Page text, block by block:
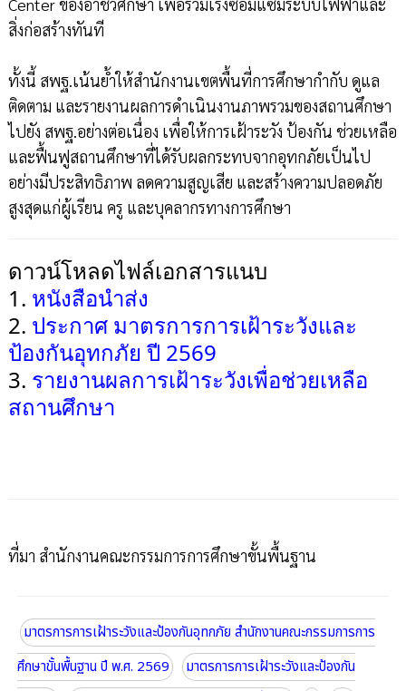
Center ของอาชีวศึกษา เพื่อร่วมเร่งซ่อมแซมระบบไฟฟ้าและ
สิ่งก่อสร้างทันที
ทั้งนี้ สพฐ.เน้นย้ำให้สำนักงานเขตพื้นที่การศึกษากำกับ ดูแล
ติดตาม และรายงานผลการดำเนินงานภาพรวมของสถานศึกษา
ไปยัง สพฐ.อย่างต่อเนื่อง เพื่อให้การเฝ้าระวัง ป้องกัน ช่วยเหลือ
และฟื้นฟูสถานศึกษาที่ได้รับผลกระทบจากอุทกภัยเป็นไป
อย่างมีประสิทธิภาพ ลดความสูญเสีย และสร้างความปลอดภัย
สูงสุดแก่ผู้เรียน ครู และบุคลากรทางการศึกษา
ดาวน์โหลดไฟล์เอกสารแนบ
1. หนังสือนำส่ง
2. ประกาศ มาตรการการเฝ้าระวังและ
ป้องกันอุทกภัย ปี 2569
3. รายงานผลการเฝ้าระวังเพื่อช่วยเหลือ
สถานศึกษา
ที่มา สำนักงานคณะกรรมการการศึกษาขั้นพื้นฐาน
มาตรการการเฝ้าระวังและป้องกันอุทกภัย สำนักงานคณะกรรมการการ
ศึกษาขั้นพื้นฐาน ปี พ.ศ. 2569
มาตรการการเฝ้าระวังและป้องกัน